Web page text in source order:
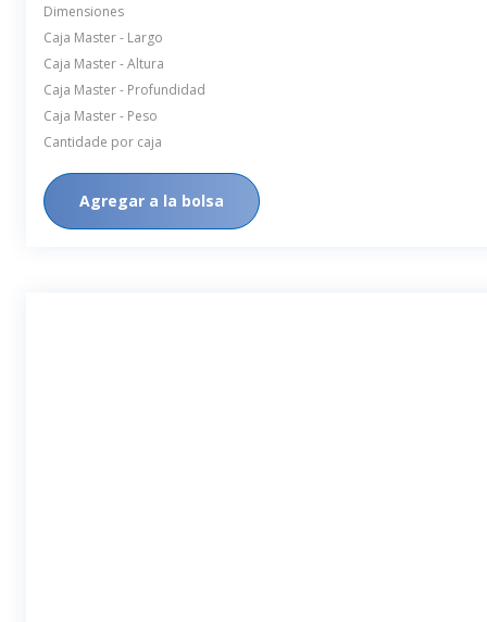
Dimensiones
Caja Master - Largo
Caja Master - Altura
Caja Master - Profundidad
Caja Master - Peso
Cantidade por caja
Agregar a la bolsa